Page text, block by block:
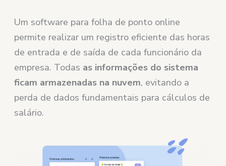
Um software para folha de ponto online
permite realizar um registro eficiente das horas
de entrada e de saída de cada funcionário da
empresa. Todas as informações do sistema
ficam armazenadas na nuvem, evitando a
perda de dados fundamentais para cálculos de
salário.